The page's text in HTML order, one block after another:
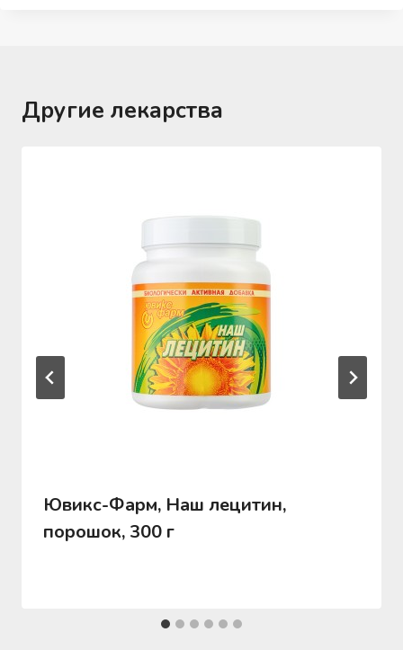
Другие лекарства
Ювикс-Фарм, Наш лецитин,
порошок, 300 г